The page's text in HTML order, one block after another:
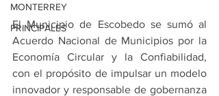
MONTERREY
PRINCIPALES
El Municipio de Escobedo se sumó al
Acuerdo Nacional de Municipios por la
Economía Circular y la Confiabilidad,
con el propósito de impulsar un modelo
innovador y responsable de gobernanza